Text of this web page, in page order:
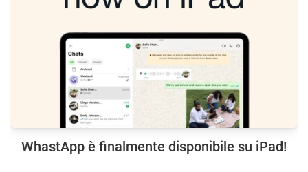
WhastApp è finalmente disponibile su iPad!